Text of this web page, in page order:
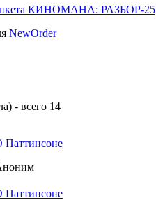
КИНОМАНА: РАЗБОР-25
NewOrder
- всего 14
Паттинсоне
Паттинсоне